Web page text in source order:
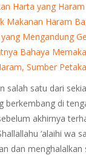
Harta yang Haram
Makanan Haram
Mengandung
Bahaya
Sumber
salah satu dari
berkembang di
akhirnya
‘alaihi wa
dan menghalalkan